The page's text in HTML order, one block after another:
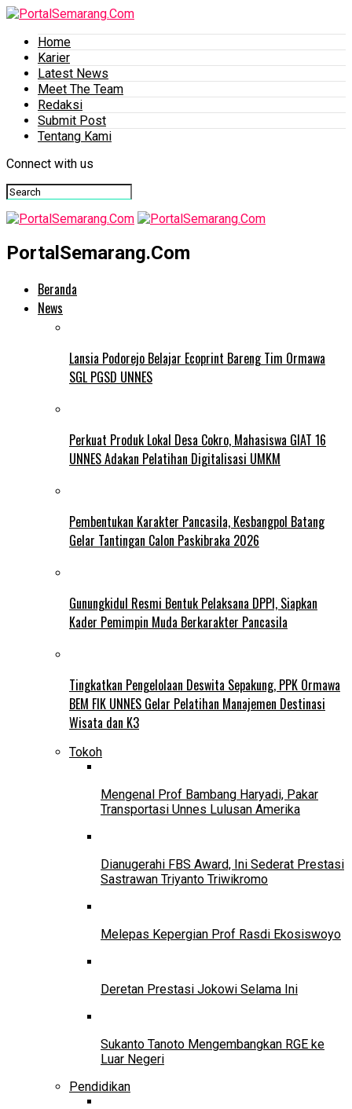
Home
Karier
Latest News
Meet The Team
Redaksi
Submit Post
Tentang Kami
Connect with us
PortalSemarang.Com
Beranda
News
Lansia Podorejo Belajar Ecoprint Bareng Tim Ormawa
SGL PGSD UNNES
Perkuat Produk Lokal Desa Cokro, Mahasiswa GIAT 16
UNNES Adakan Pelatihan Digitalisasi UMKM
Pembentukan Karakter Pancasila, Kesbangpol Batang
Gelar Tantingan Calon Paskibraka 2026
Gunungkidul Resmi Bentuk Pelaksana DPPI, Siapkan
Kader Pemimpin Muda Berkarakter Pancasila
Tingkatkan Pengelolaan Deswita Sepakung, PPK Ormawa
BEM FIK UNNES Gelar Pelatihan Manajemen Destinasi
Wisata dan K3
Tokoh
Mengenal Prof Bambang Haryadi, Pakar
Transportasi Unnes Lulusan Amerika
Dianugerahi FBS Award, Ini Sederat Prestasi
Sastrawan Triyanto Triwikromo
Melepas Kepergian Prof Rasdi Ekosiswoyo
Deretan Prestasi Jokowi Selama Ini
Sukanto Tanoto Mengembangkan RGE ke
Luar Negeri
Pendidikan